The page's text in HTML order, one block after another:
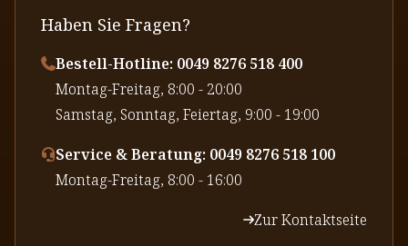
Haben Sie Fragen?
Bestell-Hotline: 0049 8276 518 400
⁠Montag-Freitag, 8:00 - 20:00
⁠Samstag, Sonntag, Feiertag, 9:00 - 19:00
Service & Beratung: 0049 8276 518 100
⁠Montag-Freitag, 8:00 - 16:00
Zur Kontaktseite